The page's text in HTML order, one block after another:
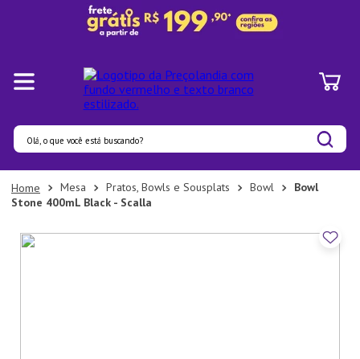
Olá, o que você está buscando?
Mesa Pratos, Bowls e Sousplats Bowl
Bowl
Stone 400mL Black - Scalla
Termos mais buscados
1º
Pratos
2º
Panelas